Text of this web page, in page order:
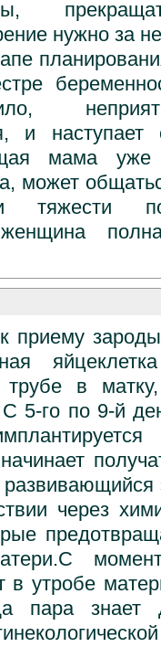
нужно за
и наступает
мама уже
может
тяжести
женщина
приему
трубе в
5-го по 9-й
через
в утробе
пара знает